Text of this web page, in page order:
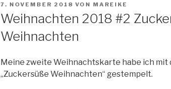
VERÖFFENTLICHT
7. NOVEMBER 2018 VON MAREIKE
Weihnachten 2018 #2
Weihnachten
Meine zweite Weihnachtskarte habe ich mit
„Zuckersüße Weihnachten“ gestempelt.